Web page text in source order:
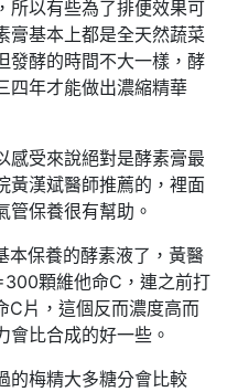
所以有些為了排便效果可
膏基本上都是全天然蔬菜
發酵的時間不大一樣，酵
四年才能做出濃縮精華
感受來說絕對是酵素膏最
黃漢斌醫師推薦的，裡面
管保養很有幫助。
本保養的酵素液了，黃醫
顆維他命C，連之前打
C片，這個反而濃度高而
會比合成的好一些。
的梅精大多糖分會比較